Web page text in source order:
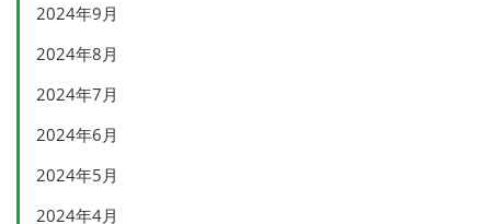
2024年9月
2024年8月
2024年7月
2024年6月
2024年5月
2024年4月